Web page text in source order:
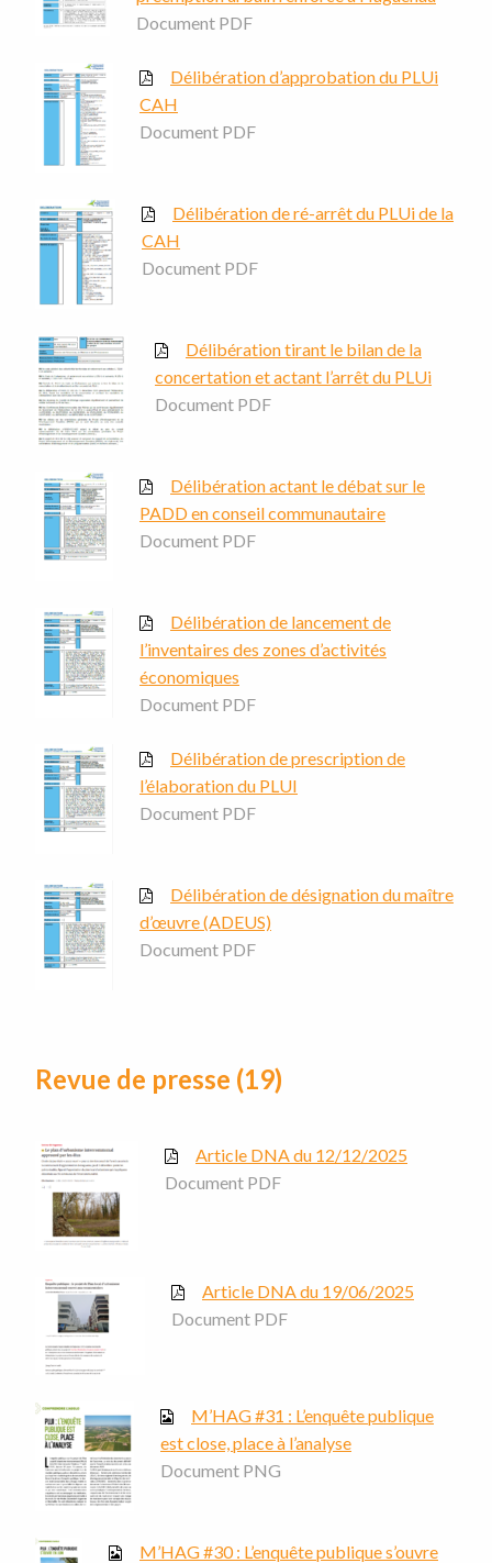
Document PDF
Délibération d’approbation du PLUi
CAH
Document PDF
Délibération de ré-arrêt du PLUi de la
CAH
Document PDF
Délibération tirant le bilan de la
concertation et actant l’arrêt du PLUi
Document PDF
Délibération actant le débat sur le
PADD en conseil communautaire
Document PDF
Délibération de lancement de
l’inventaires des zones d’activités
économiques
Document PDF
Délibération de prescription de
l’élaboration du PLUI
Document PDF
Délibération de désignation du maître
d’œuvre (ADEUS)
Document PDF
Revue de presse (19)
Article DNA du 12/12/2025
Document PDF
Article DNA du 19/06/2025
Document PDF
M’HAG #31 : L’enquête publique
est close, place à l’analyse
Document PNG
M’HAG #30 : L’enquête publique s’ouvre